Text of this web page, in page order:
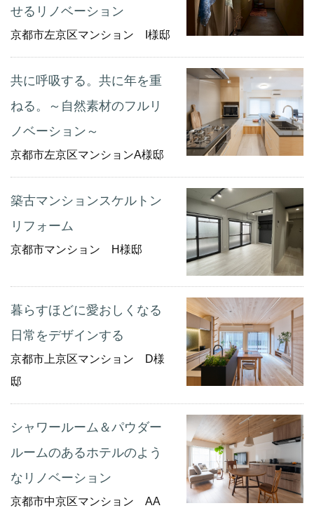
せるリノベーション
京都市左京区マンション I様邸
共に呼吸する。共に年を重
ねる。～自然素材のフルリ
ノベーション～
京都市左京区マンションA様邸
築古マンションスケルトン
リフォーム
京都市マンション H様邸
暮らすほどに愛おしくなる
日常をデザインする
京都市上京区マンション D様
邸
シャワールーム＆パウダー
ルームのあるホテルのよう
なリノベーション
京都市中京区マンション AA